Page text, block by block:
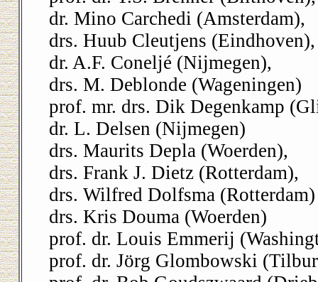
dr. Mino Carchedi (Amsterdam),
drs. Huub Cleutjens (Eindhoven),
dr. A.F. Coneljé (Nijmegen),
drs. M. Deblonde (Wageningen)
prof. mr. drs. Dik Degenkamp
dr. L. Delsen (Nijmegen)
drs. Maurits Depla (Woerden),
drs. Frank J. Dietz (Rotterdam),
drs. Wilfred Dolfsma (Rotterdam)
drs. Kris Douma (Woerden)
prof. dr. Louis Emmerij
prof. dr. Jörg Glombowski